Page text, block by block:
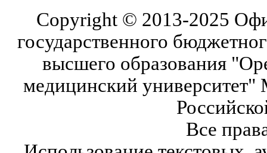
Copyright © 2013-2025
государственного
высшего образования
медицинский университет"
Все